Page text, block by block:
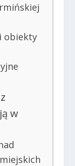
obiekty
w